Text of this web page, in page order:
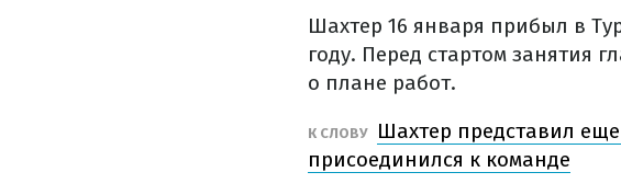
Шахтер 16 января прибыл в
году. Перед стартом занятия
о плане работ.
К СЛОВУ
Шахтер представил
присоединился к команде